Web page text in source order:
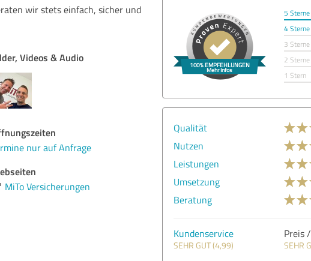
wir stets einfach, sicher und
Videos & Audio
nur auf Anfrage
MiTo Versicherungen
5 Sterne
4 Sterne
3 Sterne
2 Sterne
1 Stern
Qualität
Nutzen
Leistungen
Umsetzung
Beratung
Kundenservice
SEHR GUT (4,99)
Preis
SEHR